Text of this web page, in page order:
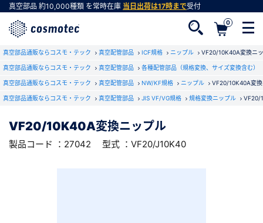
真空部品 約10,000種類 を常時在庫 当日出荷は17時まで受付
0
真空部品通販ならコスモ・テック 真空配管部品 ICF規格 ニップル VF20/10K40A変換ニ
真空部品通販ならコスモ・テック 真空配管部品 各種配管部品（規格変換、サイズ変換含む）
真空部品通販ならコスモ・テック 真空配管部品 NW/KF規格 ニップル VF20/10K40A変
真空部品通販ならコスモ・テック 真空配管部品 JIS VF/VG規格 規格変換ニップル VF20/
VF20/10K40A変換ニップル
製品コード ：27042 型式 ：VF20/J10K40
RoHS2適合報告書のダウンロード
下記製品のRoHS2適合報告書のダウンロードをします。
VF20/10K40A変換ニップル
会社・学校・研究機関名
会員登録がお済みでない方
会員登録をすれば、便利な機能がご利用いただけ
ます。